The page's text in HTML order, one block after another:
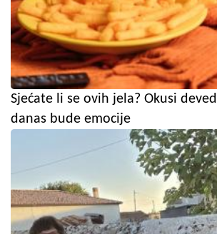
Sjećate li se ovih jela? Okusi
danas bude emocije